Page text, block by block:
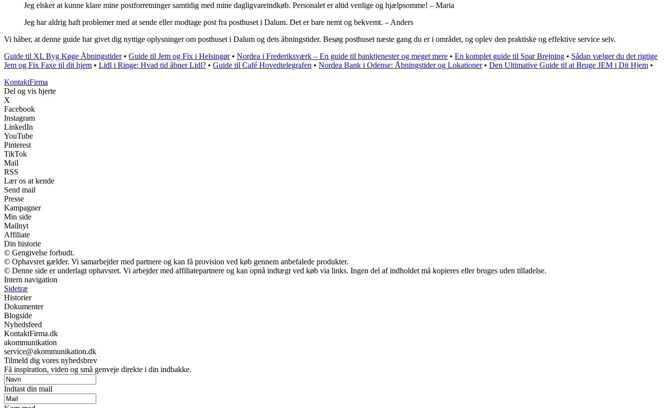
Jeg elsker at kunne klare mine postforretninger samtidig med mine dagligvareindkøb. Personalet er altid venlige og hjælpsomme! – Maria
Jeg har aldrig haft problemer med at sende eller modtage post fra posthuset i Dalum. Det er bare nemt og bekvemt. – Anders
Vi håber, at denne guide har givet dig nyttige oplysninger om posthuset i Dalum og dets åbningstider. Besøg posthuset næste gang du er i området, og oplev den praktiske og effektive service selv.
Guide til XL Byg Køge Åbningstider• Guide til Jem og Fix i Helsingør• Nordea i Frederiksværk – En guide til banktjenester og meget mere • En komplet guide til Spar Brejning • Sådan vælger du det rigtige
Jem og Fix Faxe til dit hjem • Lidl i Ringe: Hvad tid åbner Lidl? • Guide til Café Hovedtelegrafen • Nordea Bank i Odense: Åbningstider og Lokationer• Den Ultimative Guide til at Bruge JEM i Dit Hjem •
KontaktFirma
Del og vis hjerte
X
Facebook
Instagram
LinkedIn
YouTube
Pinterest
TikTok
Mail
RSS
Lær os at kende
Send mail
Presse
Kampagner
Min side
Mailnyt
Affiliate
Din historie
© Gengivelse forbudt.
© Ophavsret gælder. Vi samarbejder med partnere og kan få provision ved køb gennem anbefalede produkter.
© Denne side er underlagt ophavsret. Vi arbejder med affiliatepartnere og kan opnå indtægt ved køb via links. Ingen del af indholdet må kopieres eller bruges uden tilladelse.
Intern navigation
Sidetræ
Historier
Dokumenter
Blogside
Nyhedsfeed
KontaktFirma.dk
akommunikation
service@akommunikation.dk
Tilmeld dig vores nyhedsbrev
Få inspiration, viden og små genveje direkte i din indbakke.
Indtast din mail